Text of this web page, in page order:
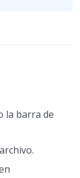
la barra de